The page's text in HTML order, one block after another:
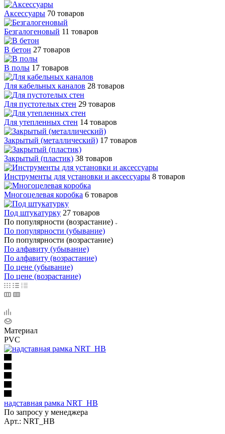
Аксессуары 70 товаров
Безгалогеновый 11 товаров
В бетон 27 товаров
В полы 17 товаров
Для кабельных каналов 28 товаров
Для пустотелых стен 29 товаров
Для утепленных стен 14 товаров
Закрытый (металлический) 17 товаров
Закрытый (пластик) 38 товаров
Инструменты для установки и аксессуары 8 товаров
Многоцелевая коробка 6 товаров
Под штукатурку 27 товаров
По популярности (возрастание)
По популярности (убывание)
По популярности (возрастание)
По алфавиту (убывание)
По алфавиту (возрастание)
По цене (убывание)
По цене (возрастание)
Материал
PVC
надставная рамка NRT_HB
По запросу у менеджера
Арт.: NRT_HB